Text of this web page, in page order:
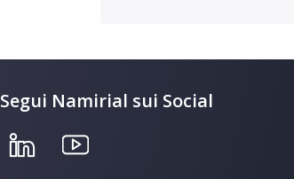
Segui Namirial sui Social